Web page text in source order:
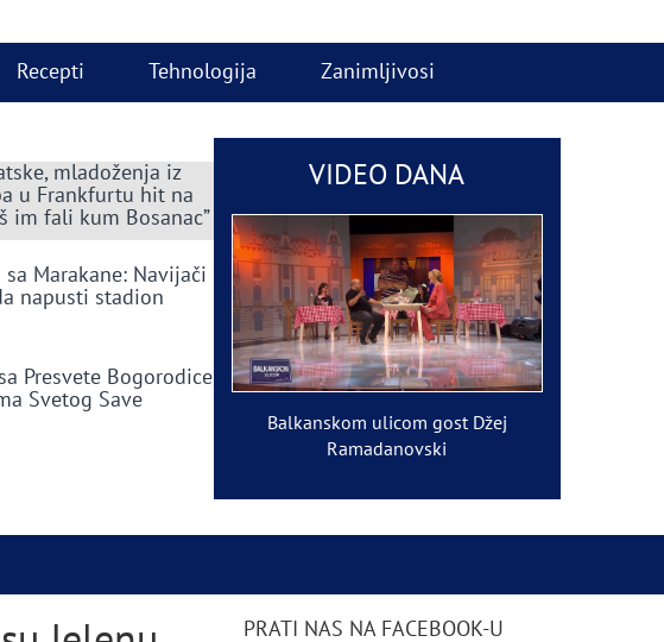
Recepti Tehnologija Zanimljivosi
mladoženja iz
u Frankfurtu hit na
im fali kum Bosanac”
Marakane: Navijači
napusti stadion
Presvete Bogorodice
Svetog Save
VIDEO DANA
Balkanskom ulicom gost Džej
Ramadanovski
PRATI NAS NA FACEBOOK-U